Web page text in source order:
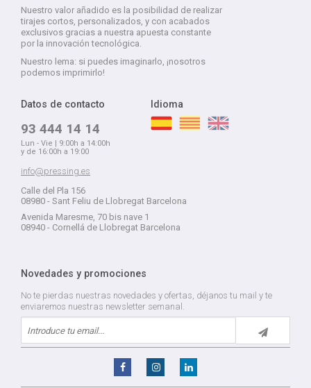
Nuestro valor añadido es la posibilidad de realizar
tirajes cortos, personalizados, y con acabados
exclusivos gracias a nuestra apuesta constante
por la innovación tecnológica.
Nuestro lema: si puedes imaginarlo, ¡nosotros
podemos imprimirlo!
Datos de contacto
93 444 14 14
Lun - Vie | 9:00h a 14:00h
y de 16:00h a 19:00
info@pressing.es
Calle del Pla 156
08980 - Sant Feliu de Llobregat Barcelona
Avenida Maresme, 70 bis nave 1
08940 - Cornellá de Llobregat Barcelona
Idioma
Novedades y promociones
No te pierdas nuestras novedades y ofertas, déjanos tu mail y te
enviaremos nuestras newsletter semanal.